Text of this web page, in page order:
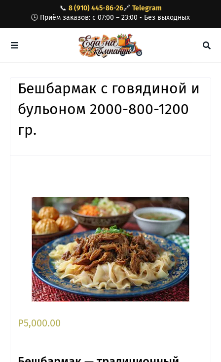
📞 8 (910) 445-86-26🔗 Telegram
🕒 Приём заказов: с 07:00 – 23:00 • Без выходных
Бешбармак с говядиной и
бульоном 2000-800-1200
гр.
Р5,000.00